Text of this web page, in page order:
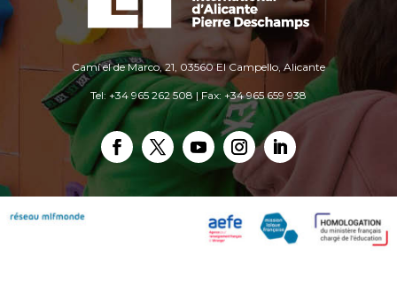
Camí el de Marco, 21, 03560 El Campello, Alicante
Tel: +34 965 262 508 | Fax: +34 965 659 938